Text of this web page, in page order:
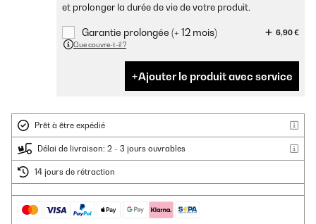
et prolonger la durée de vie de votre produit.
Garantie prolongée (+ 12 mois)
6,90 €
Que couvre-t-il ?
Ajouter le produit avec service
Prêt à être expédié
Délai de livraison: 2 - 3 jours ouvrables
14 jours de rétraction